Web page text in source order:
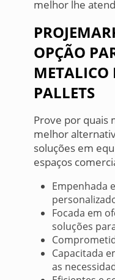
melhor lhe
OPÇÃO
METALICO
PALLETS
Prove por quais
melhor
soluções em
espaços
Empenhada
Focada em
soluções
Capacitada
as